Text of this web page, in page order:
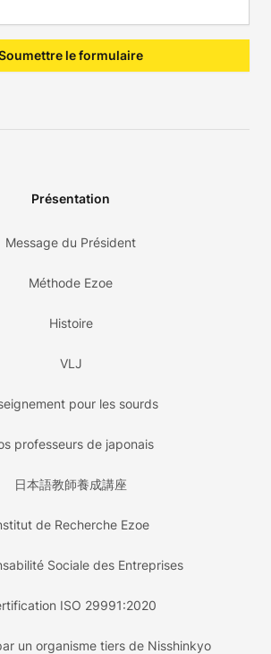
le formulaire
Présentation
Message du Président
Méthode Ezoe
Histoire
VLJ
pour les sourds
professeurs de japonais
日本語教師養成講座
de Recherche Ezoe
Sociale des Entreprises
ISO 29991:2020
un organisme tiers de Nisshinkyo